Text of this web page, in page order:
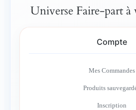
Universe Faire-part à
Compte
Mes Commandes
Produits
Inscription